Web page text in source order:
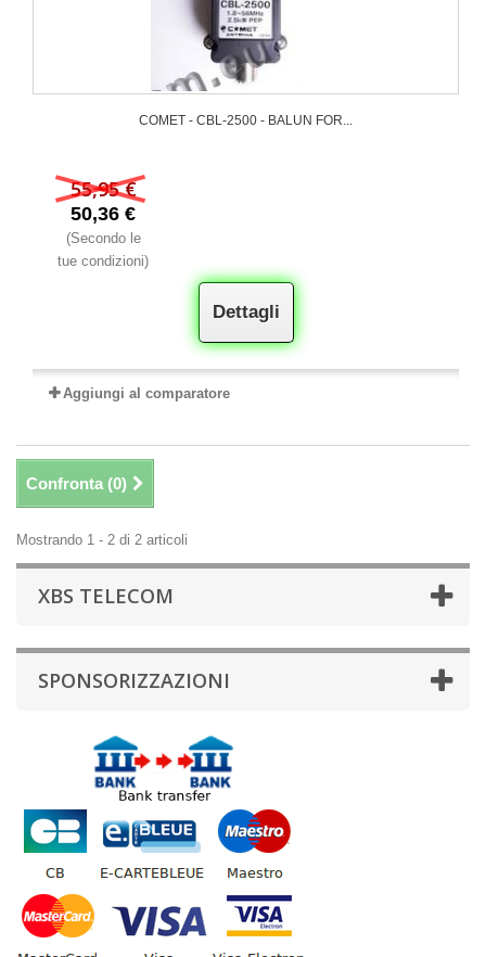
COMET - CBL-2500 - BALUN FOR...
55,95 €
50,36 €
(Secondo le
tue condizioni)
Dettagli
Aggiungi al comparatore
Confronta (0)
Mostrando 1 - 2 di 2 articoli
XBS TELECOM
SPONSORIZZAZIONI